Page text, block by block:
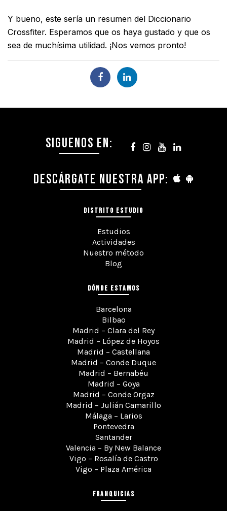
Y bueno, este sería un resumen del Diccionario
Crossfiter. Esperamos que os haya gustado y que os
sea de muchísima utilidad. ¡Nos vemos pronto!
SIGUENOS EN:
DESCÁRGATE NUESTRA APP:
DISTRITO ESTUDIO
Estudios
Actividades
Nuestro método
Blog
DÓNDE ESTAMOS
Barcelona
Bilbao
Madrid – Clara del Rey
Madrid – López de Hoyos
Madrid – Castellana
Madrid – Conde Duque
Madrid – Bernabéu
Madrid – Goya
Madrid – Conde Orgaz
Madrid – Julián Camarillo
Málaga – Larios
Pontevedra
Santander
Valencia – By New Balance
Vigo – Rosalía de Castro
Vigo – Plaza América
FRANQUICIAS